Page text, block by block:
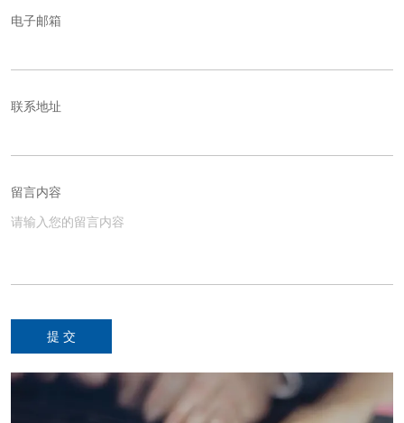
电子邮箱
联系地址
留言内容
提 交